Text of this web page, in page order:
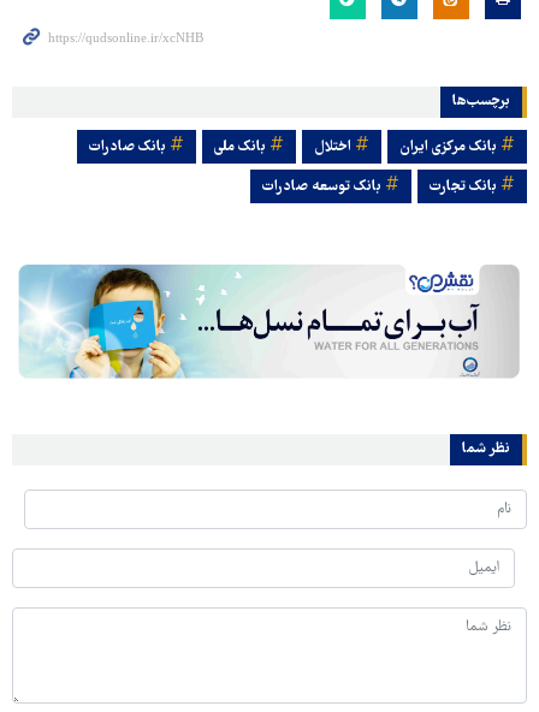
برچسب‌ها
بانک مرکزی ایران اختلال بانک ملی
بانک صادرات
بانک تجارت
بانک توسعه صادرات
نظر شما